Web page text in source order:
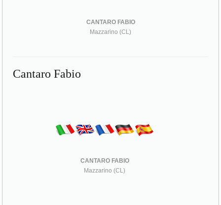
CANTARO FABIO
Mazzarino (CL)
Cantaro Fabio
CANTARO FABIO
Mazzarino (CL)